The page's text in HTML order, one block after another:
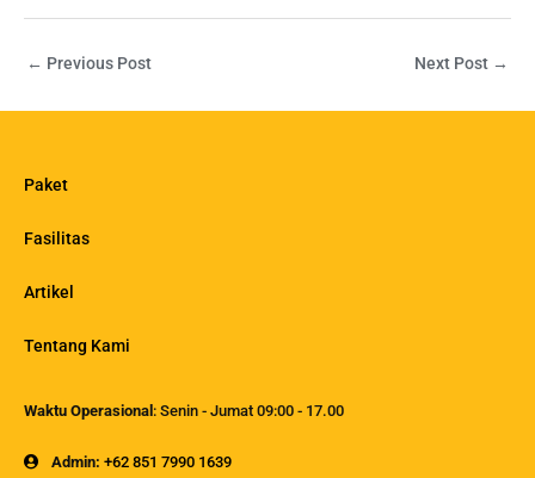
← Previous Post Next Post →
Paket
Fasilitas
Artikel
Tentang Kami
Waktu Operasional : Senin - Jumat 09:00 - 17.00
Admin: +62 851 7990 1639